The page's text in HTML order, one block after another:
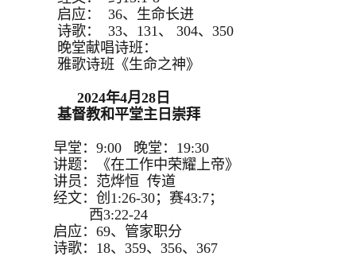
启应： 36、生命长进
诗歌： 33、131、 304、350
晚堂献唱诗班：
雅歌诗班《生命之神》
2024年4月28日
基督教和平堂主日崇拜
早堂：9:00 晚堂：19:30
讲题：《在工作中荣耀上帝》
讲员：范烨恒 传道
经文：创1:26-30；赛43:7；
西3:22-24
启应：69、管家职分
诗歌：18、359、356、367